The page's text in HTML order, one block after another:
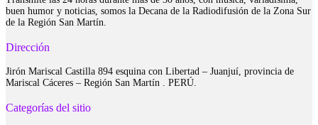
buen humor y noticias, somos la Decana de la Radiodifusión de la Zona Sur
de la Región San Martín.
Dirección
Jirón Mariscal Castilla 894 esquina con Libertad – Juanjuí, provincia de
Mariscal Cáceres – Región San Martín . PERÚ.
Categorías del sitio